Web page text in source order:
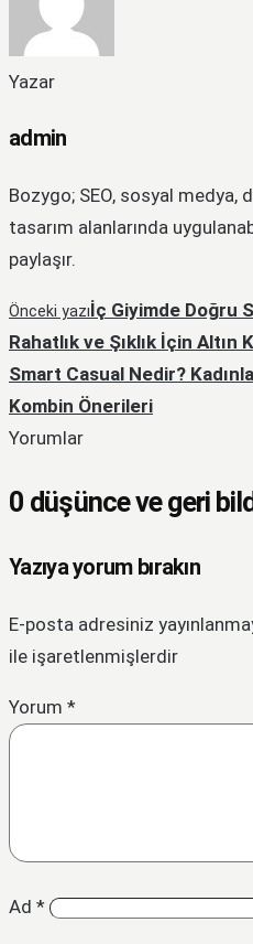
Yazar
admin
Bozygo; SEO, sosyal medya,
tasarım alanlarında
paylaşır.
Önceki yazıİç Giyimde Doğru
Rahatlık ve Şıklık İçin Altın
Smart Casual Nedir?
Kombin Önerileri
Yorumlar
0 düşünce ve geri
Yazıya yorum bırakın
E-posta adresiniz
ile işaretlenmişlerdir
Yorum *
Ad *